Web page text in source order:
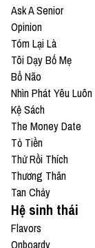
Ask A Senior
Opinion
Tóm Lại Là
Tôi Dạy Bố Mẹ
Bổ Não
Nhìn Phát Yêu Luôn
Kệ Sách
The Money Date
Tỏ Tiền
Thử Rồi Thích
Thương Thân
Tan Chảy
Hệ sinh thái
Flavors
Onboardy